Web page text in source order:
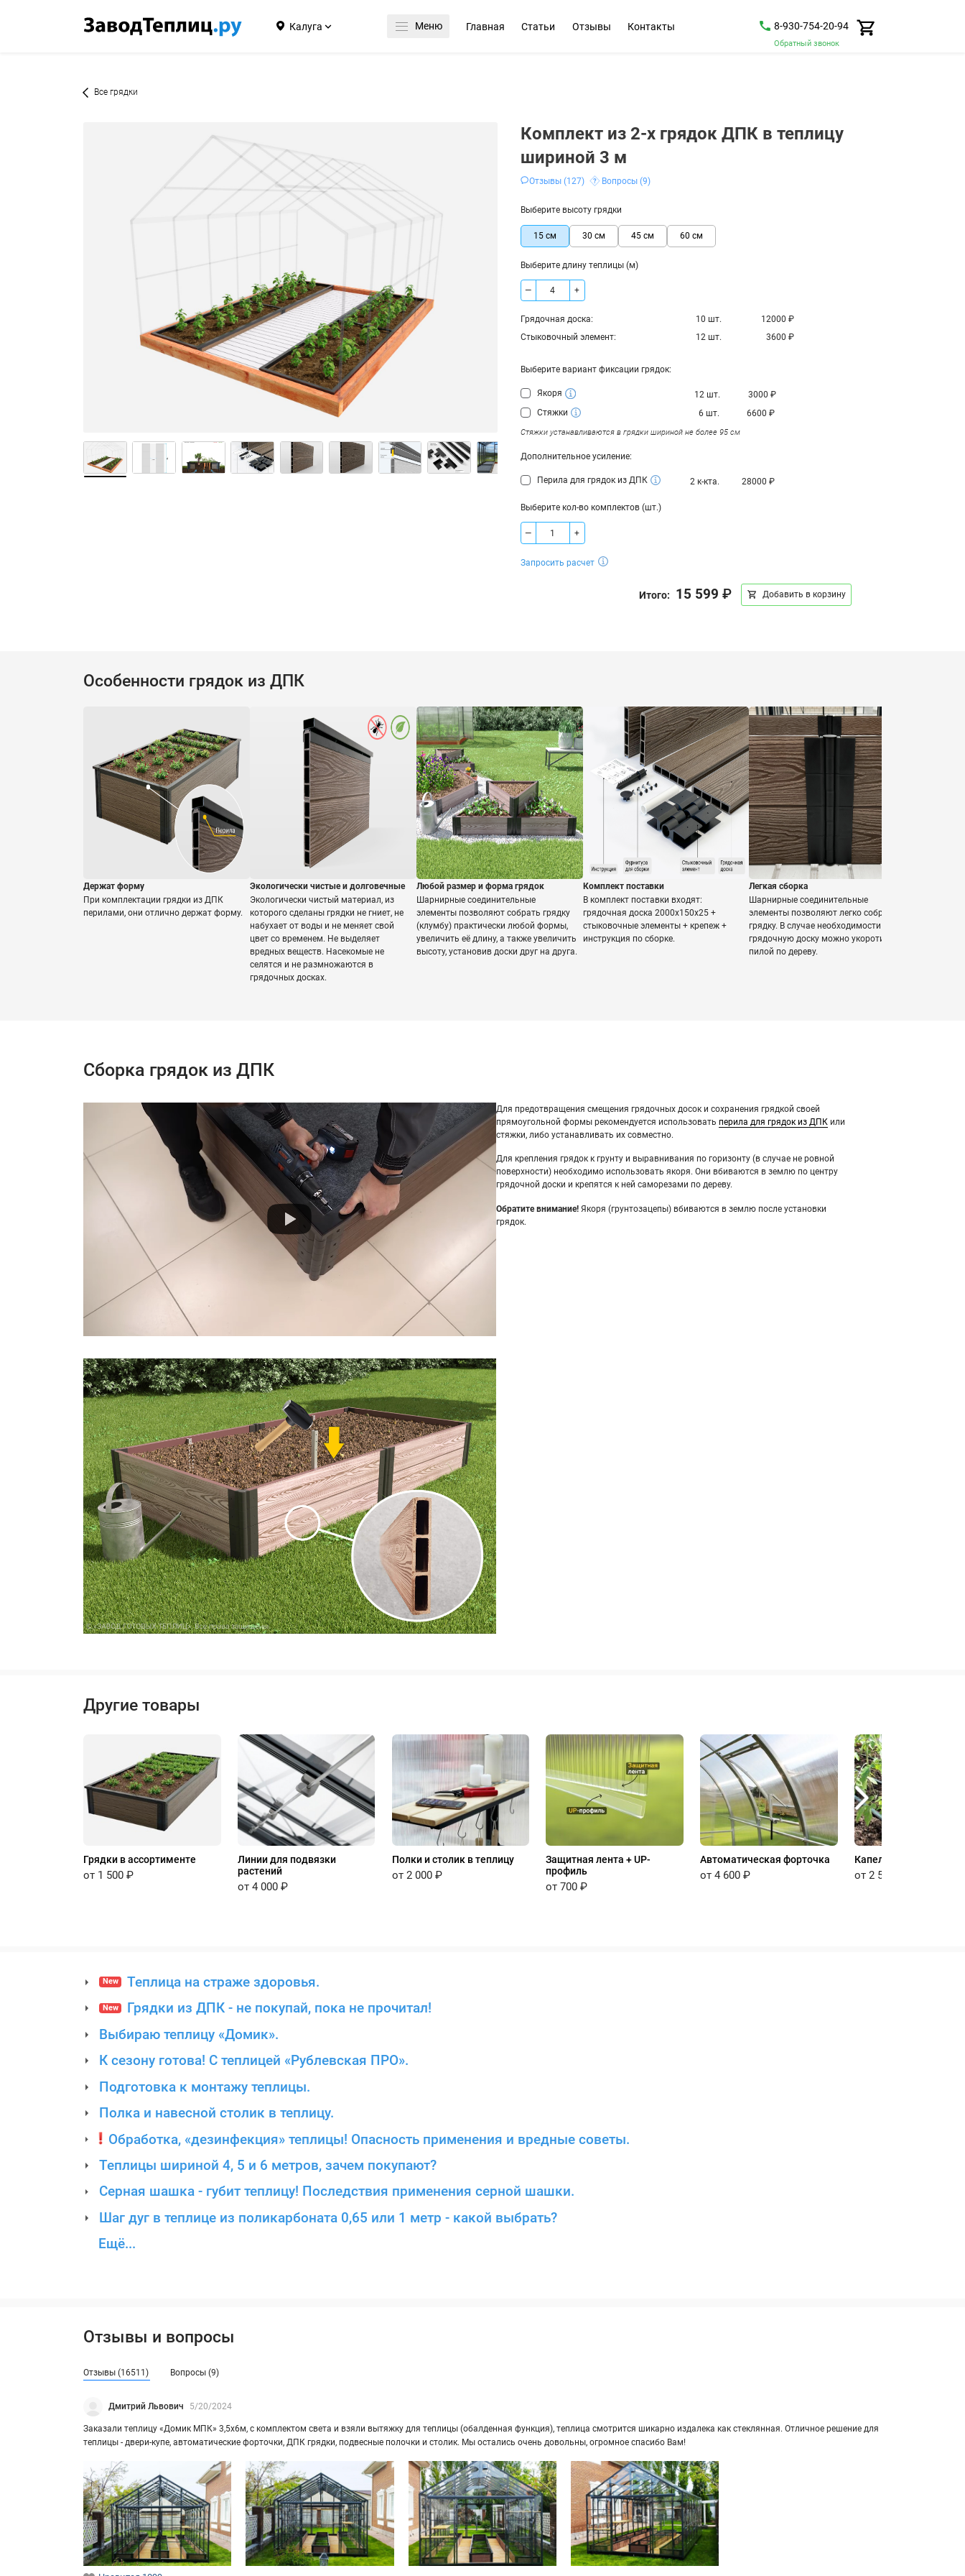
Калуга Меню Главная Статьи Отзывы Контакты 8-930-754-20-94
Обратный звонок
Все грядки
Комплект из 2-х грядок ДПК в теплицу
шириной 3 м
Отзывы (127) Вопросы (9)
Выберите высоту грядки
15 см 30 см 45 см 60 см
Выберите длину теплицы (м)
— +
Грядочная доска:
Стыковочный элемент:
10 шт.
12 шт.
12000₽
3600₽
Выберите вариант фиксации грядок:
Якоря 12 шт. 3000 ₽
Стяжки
6 шт. 6600₽
Стяжки устанавливаются в грядки шириной не более 95 см
Дополнительное усиление:
Перила для грядок из ДПК 2 к-кта. 28000₽
Выберите кол-во комплектов (шт.)
— +
Запросить расчет
Итого: 15 599₽ Добавить в корзину
Особенности грядок из ДПК
Держат форму
При комплектации грядки из ДПК
перилами, они отлично держат форму.
Экологически чистые и долговечные
Экологически чистый материал, из
которого сделаны грядки не гниет, не
набухает от воды и не меняет свой
цвет со временем. Не выделяет
вредных веществ. Насекомые не
селятся и не размножаются в
грядочных досках.
Любой размер и форма грядок
Шарнирные соединительные
элементы позволяют собрать грядку
(клумбу) практически любой формы,
увеличить её длину, а также увеличить
высоту, установив доски друг на друга.
Комплект поставки
В комплект поставки входят:
грядочная доска 2000х150х25 +
стыковочные элементы + крепеж +
инструкция по сборке.
Легкая сборка
Шарнирные соединительные
элементы позволяют легко собрать
грядку. В случае необходимости
грядочную доску можно укоротить
пилой по дереву.
Сборка грядок из ДПК
Для предотвращения смещения грядочных досок и сохранения грядкой своей
прямоугольной формы рекомендуется использовать перила для грядок из ДПКили
стяжки, либо устанавливать их совместно.
Для крепления грядок к грунту и выравнивания по горизонту (в случае не ровной
поверхности) необходимо использовать якоря. Они вбиваются в землю по центру
грядочной доски и крепятся к ней саморезами по дереву.
Обратите внимание!Якоря (грунтозацепы) вбиваются в землю после установки
грядок.
Другие товары
Грядки в ассортименте
от 1 500 ₽
Линии для подвязки
растений
от 4 000 ₽
Полки и столик в теплицу
от 2 000 ₽
Защитная лента + UP-
профиль
от 700 ₽
Автоматическая форточка
от 4 600 ₽
Капельный полив
от 2 500 ₽
New Теплица на страже здоровья.
New
Грядки из ДПК - не покупай, пока не прочитал!
Выбираю теплицу «Домик».
К сезону готова! С теплицей «Рублевская ПРО».
Подготовка к монтажу теплицы.
Полка и навесной столик в теплицу.
Обработка, «дезинфекция» теплицы! Опасность применения и вредные советы.
Теплицы шириной 4, 5 и 6 метров, зачем покупают?
Серная шашка - губит теплицу! Последствия применения серной шашки.
Шаг дуг в теплице из поликарбоната 0,65 или 1 метр - какой выбрать?
Ещё...
Отзывы и вопросы
Отзывы (16511) Вопросы (9)
Дмитрий Львович 5/20/2024
За­ка­за­ли теп­ли­цу «Домик МПК» 3,5х6м, с ком­плек­том света и взяли вы­тяж­ку для теп­ли­цы (обал­ден­ная функ­ция), теп­ли­ца смот­рит­ся ши­кар­но из­да­ле­ка как стек­лян­ная. От­лич­ное ре­ше­ние для
теп­ли­цы - двери-​купе, ав­то­ма­ти­че­ские фор­точ­ки, ДПК гряд­ки, под­вес­ные по­лоч­ки и сто­лик. Мы оста­лись очень до­воль­ны, огром­ное спа­си­бо Вам!